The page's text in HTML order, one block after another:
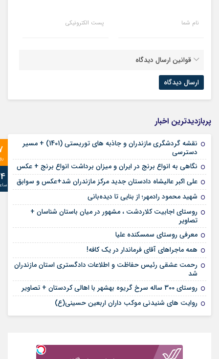
نام شما پست الکترونیکی
قوانین ارسال دیدگاه
پربازدیدترین اخبار
نقشه گردشگری مازندران و جاذبه های توریستی (1401) + مسیر
دسترسی
نگاهی به انواع برنج در ایران و میزان برداشت انواع برنج + عکس
علی‌ اکبر عالیشاه دادستان جدید مرکز مازندران شد+عکس و سوابق
شهید محمود رادمهر؛ از بنایی تا دیده‌بانی
روستای اجابیت کلاردشت ، مشهور در میان باستان شناسان +
تصاویر
معرفی روستای سمسکنده علیا
همه ماجراهای آقای فرماندار در یک کافه!
رحمت عشقی رئیس حفاظت و اطلاعات دادگستری استان مازندران
شد
روستای 300 ساله سرخ ‌گریوه بهشهر با اهالی کردستان + تصاویر
روایت های شنیدنی موکب داران اربعین حسینی(ع)